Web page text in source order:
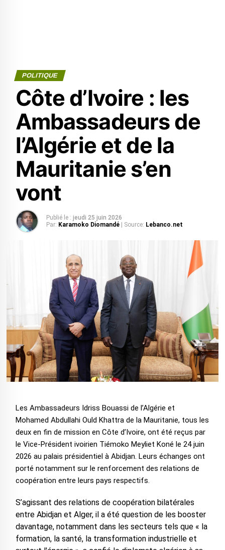
POLITIQUE
Côte d’Ivoire : les
Ambassadeurs de
l’Algérie et de la
Mauritanie s’en
vont
Publié le : jeudi 25 juin 2026
Par: Karamoko Diomandé | Source: Lebanco.net
Les Ambassadeurs Idriss Bouassi de l’Algérie et
Mohamed Abdullahi Ould Khattra de la Mauritanie, tous les
deux en fin de mission en Côte d’Ivoire, ont été reçus par
le Vice-Président ivoirien Tiémoko Meyliet Koné le 24 juin
2026 au palais présidentiel à Abidjan. Leurs échanges ont
porté notamment sur le renforcement des relations de
coopération entre leurs pays respectifs.
S’agissant des relations de coopération bilatérales
entre Abidjan et Alger, il a été question de les booster
davantage, notamment dans les secteurs tels que « la
formation, la santé, la transformation industrielle et